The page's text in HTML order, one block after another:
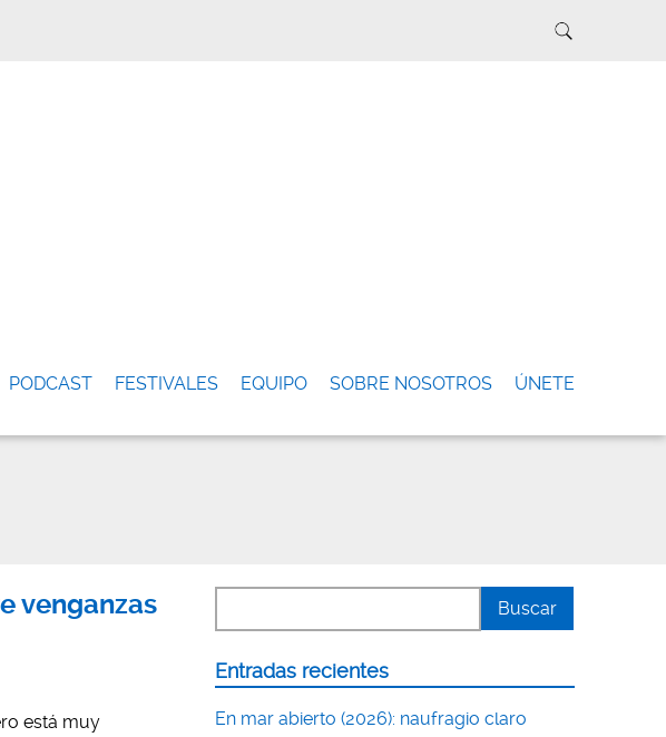
PODCAST FESTIVALES EQUIPO SOBRE NOSOTROS ÚNETE
venganzas
está muy
Entradas recientes
En mar abierto (2026): naufragio claro